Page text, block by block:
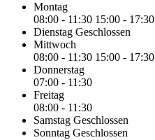
Montag
08:00 - 11:30 15:00 - 17:30
Dienstag Geschlossen
Mittwoch
08:00 - 11:30 15:00 - 17:30
Donnerstag
07:00 - 11:30
Freitag
08:00 - 11:30
Samstag Geschlossen
Sonntag Geschlossen